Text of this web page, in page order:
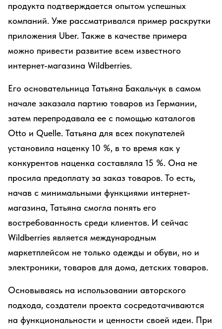
продукта подтверждается опытом успешных
компаний. Уже рассматривался пример раскрутки
приложения Uber. Также в качестве примера
можно привести развитие всем известного
интернет-магазина Wildberries.
Его основательница Татьяна Бакальчук в самом
начале заказала партию товаров из Германии,
затем перепродавала ее с помощью каталогов
Otto и Quelle. Татьяна для всех покупателей
установила наценку 10 %, в то время как у
конкурентов наценка составляла 15 %. Она не
просила предоплату за заказ товаров. То есть,
начав с минимальными функциями интернет-
магазина, Татьяна смогла понять его
востребованность среди клиентов. И сейчас
Wildberries является международным
маркетплейсом не только одежды и обуви, но и
электроники, товаров для дома, детских товаров.
Основываясь на использовании авторского
подхода, создатели проекта сосредотачиваются
на функциональности и ценности своей идеи. При